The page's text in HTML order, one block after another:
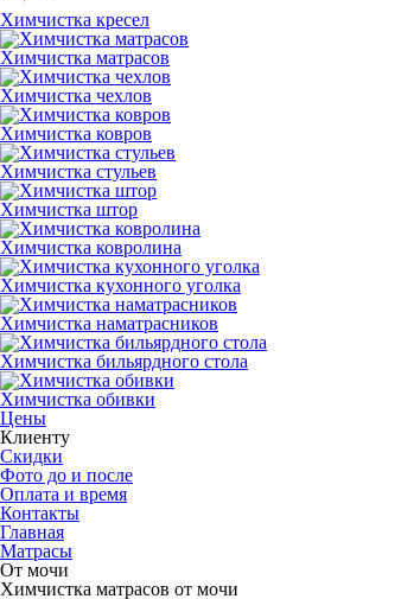
Химчистка кресел
Химчистка матрасов
Химчистка чехлов
Химчистка ковров
Химчистка стульев
Химчистка штор
Химчистка ковролина
Химчистка кухонного уголка
Химчистка наматрасников
Химчистка бильярдного стола
Химчистка обивки
Цены
Клиенту
Скидки
Фото до и после
Оплата и время
Контакты
Главная
Матрасы
От мочи
Химчистка матрасов от мочи